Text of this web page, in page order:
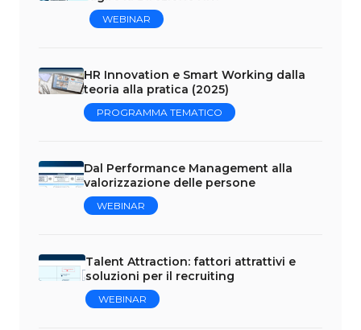
WEBINAR
HR Innovation e Smart Working dalla
teoria alla pratica (2025)
PROGRAMMA TEMATICO
Dal Performance Management alla
valorizzazione delle persone
WEBINAR
Talent Attraction: fattori attrattivi e
soluzioni per il recruiting
WEBINAR